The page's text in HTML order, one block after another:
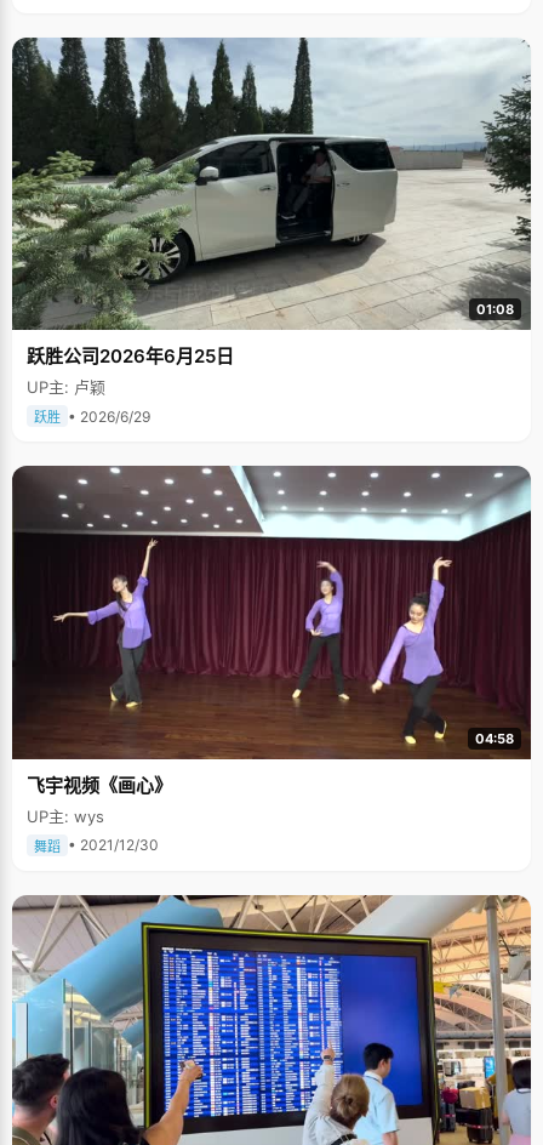
01:08
跃胜公司2026年6月25日
UP主: 卢颖
跃胜 • 2026/6/29
04:58
飞宇视频《画心》
UP主: wys
舞蹈 • 2021/12/30